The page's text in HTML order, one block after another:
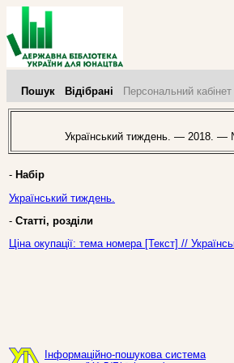
Пошук Відібрані Персональний кабінет
Український тиждень. — 2018. —
- Набір
Український тиждень.
- Статті, розділи
Ціна окупації: тема номера [Текст] //
Інформаційно-пошукова система